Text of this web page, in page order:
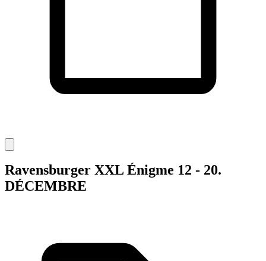
Ravensburger XXL Énigme 12 - 20.
DÉCEMBRE